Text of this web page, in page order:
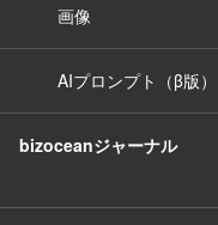
画像
AIプロンプト（β版）
bizoceanジャーナル